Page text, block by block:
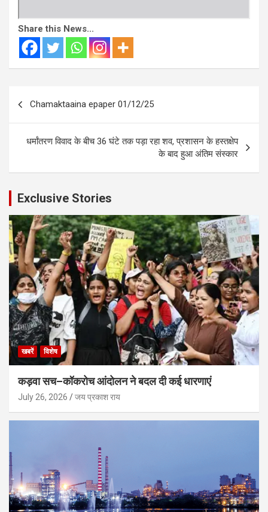
Share this News...
Chamaktaaina epaper 01/12/25
धर्मांतरण विवाद के बीच 36 घंटे तक पड़ा रहा शव, प्रशासन के हस्तक्षेप
के बाद हुआ अंतिम संस्कार
Exclusive Stories
खबरें विशेष
कड़वा सच–कॉकरोच आंदोलन ने बदल दी कई धारणाएं
July 26, 2026 जय प्रकाश राय